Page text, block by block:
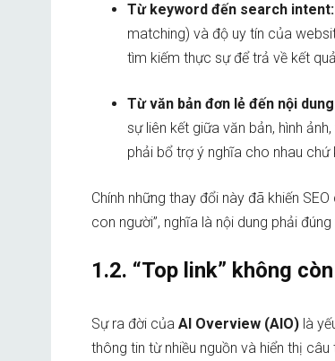
Từ keyword đến search intent:
matching) và độ uy tín của
tìm kiếm thực sự để trả về kết
Từ văn bản đơn lẻ đến nội
sự liên kết giữa văn bản, hình
phải bổ trợ ý nghĩa cho nhau
Chính những thay đổi này đã khiến
con người”, nghĩa là nội dung phải
1.2. “Top link” không
Sự ra đời của AI Overview (AIO) là
thông tin từ nhiều nguồn và hiển thị